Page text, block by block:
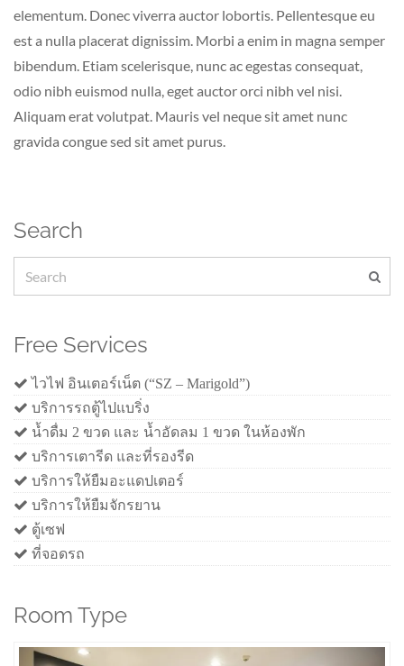
elementum. Donec viverra auctor lobortis. Pellentesque eu
est a nulla placerat dignissim. Morbi a enim in magna semper
bibendum. Etiam scelerisque, nunc ac egestas consequat,
odio nibh euismod nulla, eget auctor orci nibh vel nisi.
Aliquam erat volutpat. Mauris vel neque sit amet nunc
gravida congue sed sit amet purus.
Search
Free Services
ไวไฟ อินเตอร์เน็ต (“SZ – Marigold”)
บริการรถตู้ไปแบริ่ง
น้ำดื่ม 2 ขวด และ น้ำอัดลม 1 ขวด ในห้องพัก
บริการเตารีด และที่รองรีด
บริการให้ยืมอะแดปเตอร์
บริการให้ยืมจักรยาน
ตู้เซฟ
ที่จอดรถ
Room Type